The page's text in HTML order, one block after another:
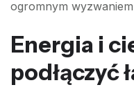
ogromnym
Energia i
podłączyć